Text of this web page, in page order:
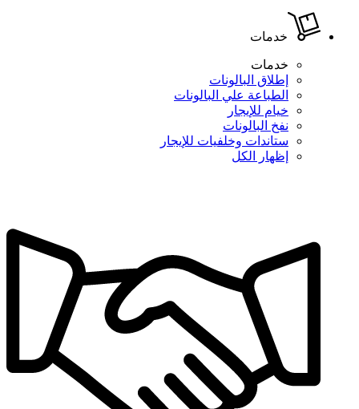
خدمات
خدمات
إطلاق البالونات
الطباعة علي البالونات
خيام للإيجار
نفخ البالونات
ستاندات وخلفيات للإيجار
إظهار الكل